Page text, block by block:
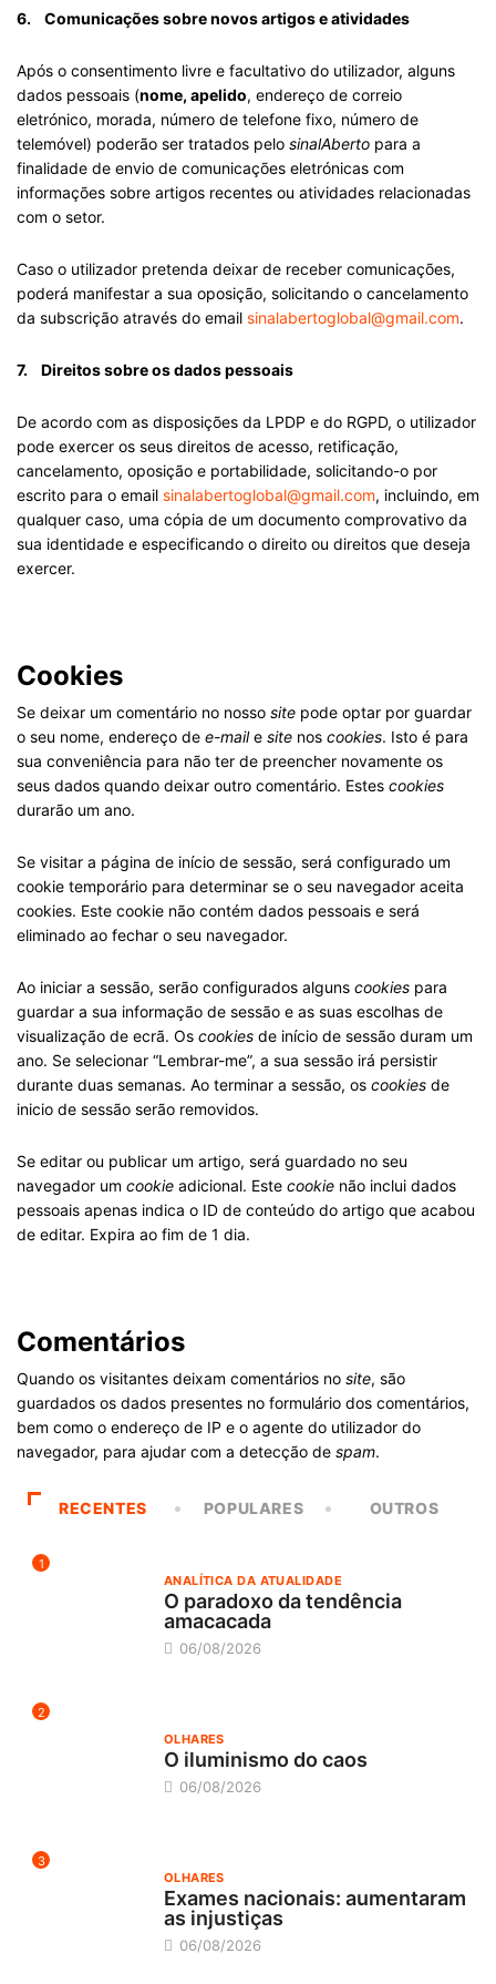
6. Comunicações sobre novos artigos e atividades
Após o consentimento livre e facultativo do utilizador, alguns
dados pessoais (nome, apelido, endereço de correio
eletrónico, morada, número de telefone fixo, número de
telemóvel) poderão ser tratados pelo sinalAberto para a
finalidade de envio de comunicações eletrónicas com
informações sobre artigos recentes ou atividades relacionadas
com o setor.
Caso o utilizador pretenda deixar de receber comunicações,
poderá manifestar a sua oposição, solicitando o cancelamento
da subscrição através do email sinalabertoglobal@gmail.com.
7. Direitos sobre os dados pessoais
De acordo com as disposições da LPDP e do RGPD, o utilizador
pode exercer os seus direitos de acesso, retificação,
cancelamento, oposição e portabilidade, solicitando-o por
escrito para o email sinalabertoglobal@gmail.com, incluindo, em
qualquer caso, uma cópia de um documento comprovativo da
sua identidade e especificando o direito ou direitos que deseja
exercer.
Cookies
Se deixar um comentário no nosso site pode optar por guardar
o seu nome, endereço de e-maile site nos cookies. Isto é para
sua conveniência para não ter de preencher novamente os
seus dados quando deixar outro comentário. Estes cookies
durarão um ano.
Se visitar a página de início de sessão, será configurado um
cookie temporário para determinar se o seu navegador aceita
cookies. Este cookie não contém dados pessoais e será
eliminado ao fechar o seu navegador.
Ao iniciar a sessão, serão configurados alguns cookies para
guardar a sua informação de sessão e as suas escolhas de
visualização de ecrã. Os cookies de início de sessão duram um
ano. Se selecionar “Lembrar-me”, a sua sessão irá persistir
durante duas semanas. Ao terminar a sessão, os cookies de
inicio de sessão serão removidos.
Se editar ou publicar um artigo, será guardado no seu
navegador um cookie adicional. Este cookie não inclui dados
pessoais apenas indica o ID de conteúdo do artigo que acabou
de editar. Expira ao fim de 1 dia.
Comentários
Quando os visitantes deixam comentários no site, são
guardados os dados presentes no formulário dos comentários,
bem como o endereço de IP e o agente do utilizador do
navegador, para ajudar com a detecção de spam.
RECENTES POPULARES OUTROS
1
ANALÍTICA DA ATUALIDADE
O paradoxo da tendência
amacacada
06/08/2026
2
OLHARES
O iluminismo do caos
06/08/2026
3
OLHARES
Exames nacionais: aumentaram
as injustiças
06/08/2026